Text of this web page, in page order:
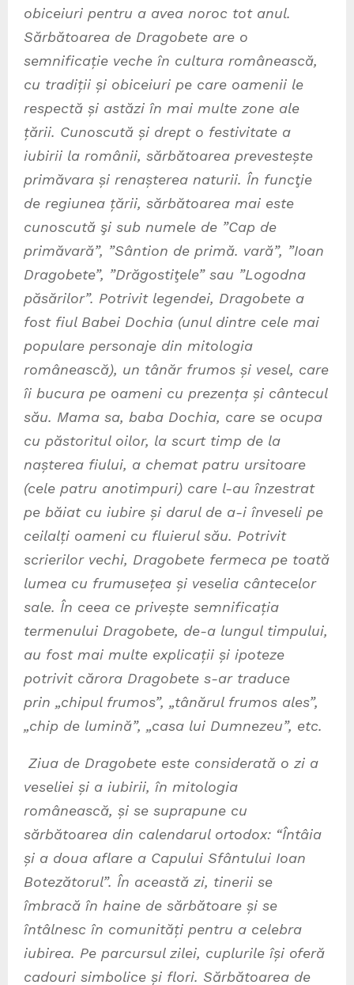
obiceiuri pentru a avea noroc tot anul.
Sărbătoarea de Dragobete are o
semnificație veche în cultura românească,
cu tradiții și obiceiuri pe care oamenii le
respectă și astăzi în mai multe zone ale
țării. Cunoscută și drept o festivitate a
iubirii la românii, sărbătoarea prevestește
primăvara și renașterea naturii. În funcţie
de regiunea țării, sărbătoarea mai este
cunoscută şi sub numele de ”Cap de
primăvară”, ”Sântion de primă. vară”, ”Ioan
Dragobete”, ”Drăgostiţele” sau ”Logodna
păsărilor”. Potrivit legendei, Dragobete a
fost fiul Babei Dochia (unul dintre cele mai
populare personaje din mitologia
românească), un tânăr frumos și vesel, care
îi bucura pe oameni cu prezența și cântecul
său. Mama sa, baba Dochia, care se ocupa
cu păstoritul oilor, la scurt timp de la
nașterea fiului, a chemat patru ursitoare
(cele patru anotimpuri) care l-au înzestrat
pe băiat cu iubire și darul de a-i înveseli pe
ceilalți oameni cu fluierul său. Potrivit
scrierilor vechi, Dragobete fermeca pe toată
lumea cu frumusețea și veselia cântecelor
sale. În ceea ce privește semnificația
termenului Dragobete, de-a lungul timpului,
au fost mai multe explicații și ipoteze
potrivit cărora Dragobete s-ar traduce
prin „chipul frumos”, „tânărul frumos ales”,
„chip de lumină”, „casa lui Dumnezeu”, etc.
Ziua de Dragobete este considerată o zi a
veseliei și a iubirii, în mitologia
românească, și se suprapune cu
sărbătoarea din calendarul ortodox: “Întâia
și a doua aflare a Capului Sfântului Ioan
Botezătorul”. În această zi, tinerii se
îmbracă în haine de sărbătoare și se
întâlnesc în comunități pentru a celebra
iubirea. Pe parcursul zilei, cuplurile își oferă
cadouri simbolice și flori. Sărbătoarea de